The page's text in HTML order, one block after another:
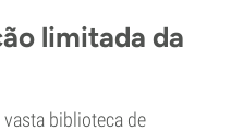
limitada da
biblioteca de